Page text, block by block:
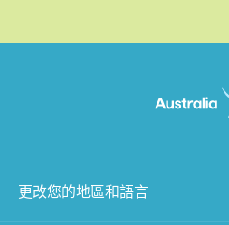
更改您的地區和語言